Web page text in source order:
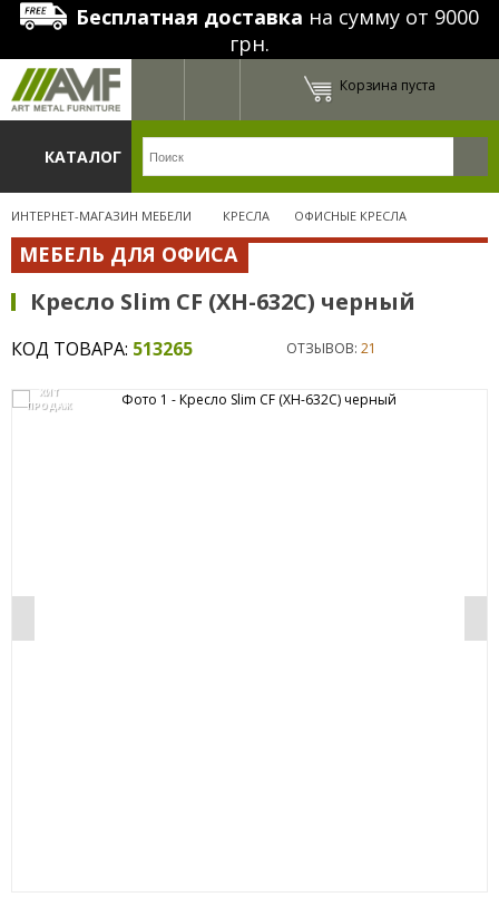
Бесплатная доставка на сумму от 9000
грн.
Корзина пуста
КАТАЛОГ
ИНТЕРНЕТ-МАГАЗИН МЕБЕЛИ КРЕСЛА ОФИСНЫЕ КРЕСЛА
МЕБЕЛЬ ДЛЯ ОФИСА
Кресло Slim CF (XH-632C) черный
КОД ТОВАРА: 513265 ОТЗЫВОВ: 21
ХИТ
ПРОДАЖ